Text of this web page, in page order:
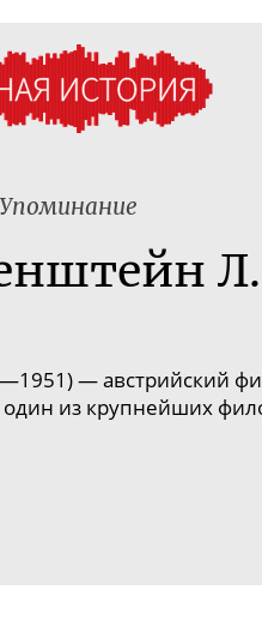
Упоминание
Л.
— австрийский
из крупнейших